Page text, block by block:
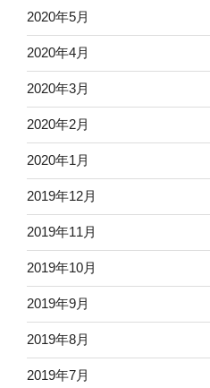
2020年5月
2020年4月
2020年3月
2020年2月
2020年1月
2019年12月
2019年11月
2019年10月
2019年9月
2019年8月
2019年7月